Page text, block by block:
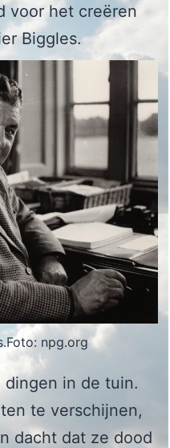
voor het creëren
Biggles.
npg.org
dingen in de tuin.
te verschijnen,
dacht dat ze dood